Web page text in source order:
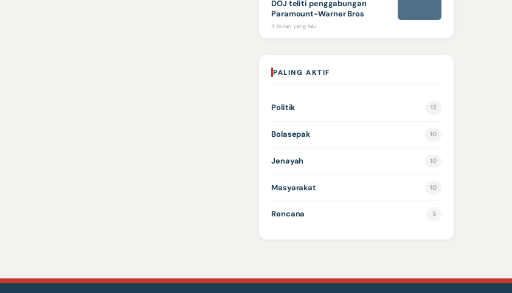
DOJ teliti penggabungan
Paramount-Warner Bros
4 bulan yang lalu
PALING AKTIF
Politik 12
Bolasepak 10
Jenayah 10
Masyarakat 10
Rencana 5